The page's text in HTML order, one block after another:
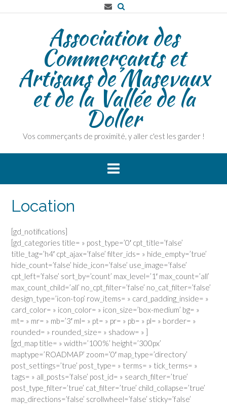
to
Association des
Commerçants et
Artisans de Masevaux
et de la Vallée de la
Doller
Vos commerçants de proximité, y aller c'est les garder !
Location
[gd_notifications]
[gd_categories title= » post_type=’0′ cpt_title=’false’
title_tag=’h4′ cpt_ajax=’false’ filter_ids= » hide_empty=’true’
hide_count=’false’ hide_icon=’false’ use_image=’false’
cpt_left=’false’ sort_by=’count’ max_level=’1′ max_count=’all’
max_count_child=’all’ no_cpt_filter=’false’ no_cat_filter=’false’
design_type=’icon-top’ row_items= » card_padding_inside= »
card_color= » icon_color= » icon_size=’box-medium’ bg= »
mt= » mr= » mb=’3′ ml= » pt= » pr= » pb= » pl= » border= »
rounded= » rounded_size= » shadow= » ]
[gd_map title= » width=’100%’ height=’300px’
maptype=’ROADMAP’ zoom=’0′ map_type=’directory’
post_settings=’true’ post_type= » terms= » tick_terms= »
tags= » all_posts=’false’ post_id= » search_filter=’true’
post_type_filter=’true’ cat_filter=’true’ child_collapse=’true’
map_directions=’false’ scrollwheel=’false’ sticky=’false’